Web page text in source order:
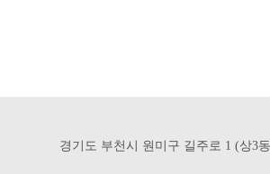
경기도 부천시 원미구 길주로 1 (상